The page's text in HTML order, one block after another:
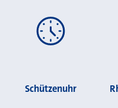
Schützenuhr